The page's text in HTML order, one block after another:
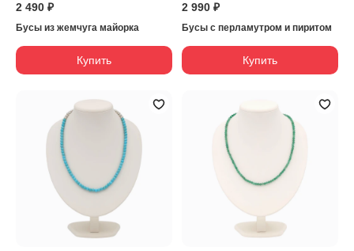
2 490 ₽
Бусы из жемчуга майорка
Купить
2 990 ₽
Бусы с перламутром и пиритом
Купить